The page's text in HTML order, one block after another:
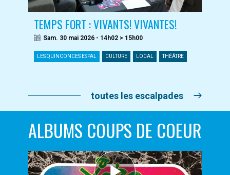
TEMPS FORT : VIVANTS! VIVANTES!
Sam. 30 mai 2026 - 14h02 > 15h00
LES QUINCONCES ESPAL CULTURE LOCAL THÉÂTRE
toutes les escalpades
ALBUMS COUPS DE COEUR